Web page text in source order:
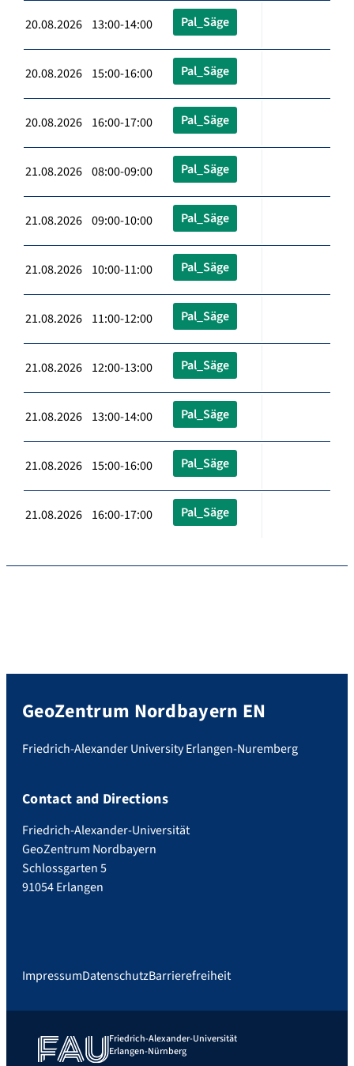
20.08.2026 13:00-14:00 Pal_Säge
20.08.2026 15:00-16:00 Pal_Säge
20.08.2026 16:00-17:00 Pal_Säge
21.08.2026 08:00-09:00 Pal_Säge
21.08.2026 09:00-10:00 Pal_Säge
21.08.2026 10:00-11:00 Pal_Säge
21.08.2026 11:00-12:00 Pal_Säge
21.08.2026 12:00-13:00 Pal_Säge
21.08.2026 13:00-14:00 Pal_Säge
21.08.2026 15:00-16:00 Pal_Säge
21.08.2026 16:00-17:00 Pal_Säge
GeoZentrum Nordbayern EN
Friedrich-Alexander University Erlangen-Nuremberg
Contact and Directions
Friedrich-Alexander-Universität
GeoZentrum Nordbayern
Schlossgarten 5
91054 Erlangen
ImpressumDatenschutzBarrierefreiheit
Friedrich-Alexander-Universität
Erlangen-Nürnberg